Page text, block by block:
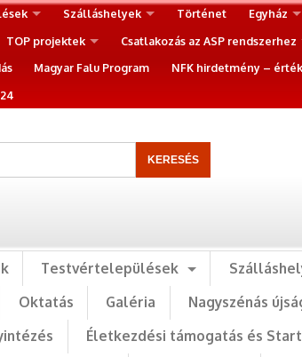
Szálláshelyek Történet Egyház
TOP projektek Csatlakozás az ASP rendszerhez
Magyar Falu Program NFK hirdetmény –
Testvértelepülések
Oktatás Galéria Nagyszénás
Életkezdési támogatás és